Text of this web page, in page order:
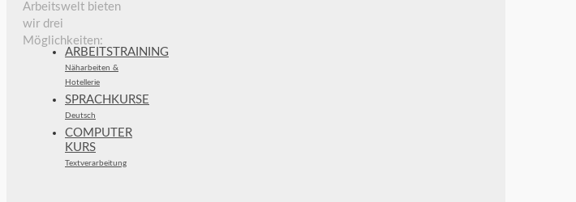
Arbeitswelt bieten
wir drei
Möglichkeiten:
ARBEITSTRAINING
Näharbeiten &
Hotellerie
SPRACHKURSE
Deutsch
COMPUTER
KURS
Textverarbeitung